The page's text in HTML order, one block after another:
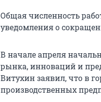
Общая численность
уведомления о
В начале апреля
рынка, инноваций и
Витухин заявил, что в
производственных